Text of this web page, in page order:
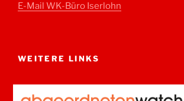
E-Mail WK-Büro Iserlohn
WEITERE LINKS